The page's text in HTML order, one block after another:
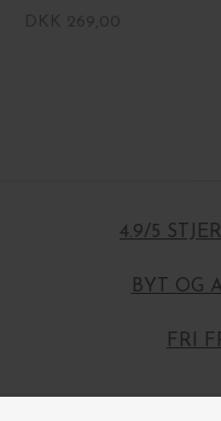
4.9/5
BYT OG
FRI